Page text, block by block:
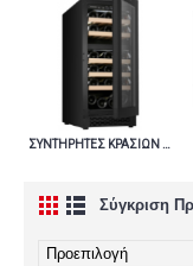
ΣΥΝΤΗΡΗΤΕΣ ΚΡΑΣΙΩΝ (27)
Σύγκριση